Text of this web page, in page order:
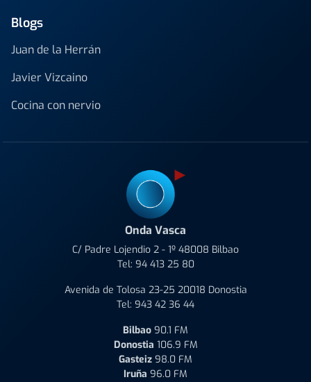
Blogs
Juan de la Herrán
Javier Vizcaino
Cocina con nervio
Onda Vasca
C/ Padre Lojendio 2 - 1º 48008 Bilbao
Tel: 94 413 25 80
Avenida de Tolosa 23-25 20018 Donostia
Tel: 943 42 36 44
Bilbao 90.1 FM
Donostia 106.9 FM
Gasteiz 98.0 FM
Iruña 96.0 FM